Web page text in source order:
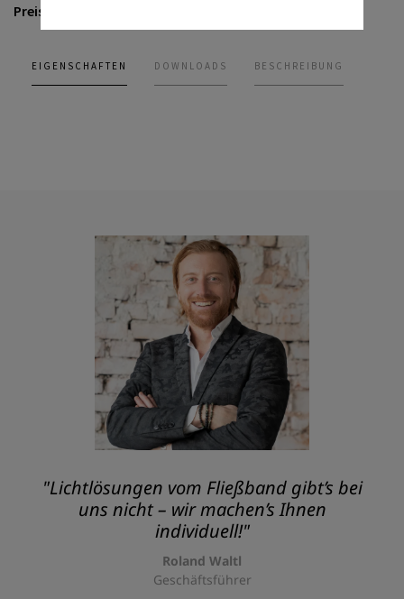
Preis auf Anfrage
EIGENSCHAFTEN DOWNLOADS BESCHREIBUNG
"Lichtlösungen vom Fließband gibt’s bei
uns nicht – wir machen’s Ihnen
individuell!"
Roland Waltl
Geschäftsführer